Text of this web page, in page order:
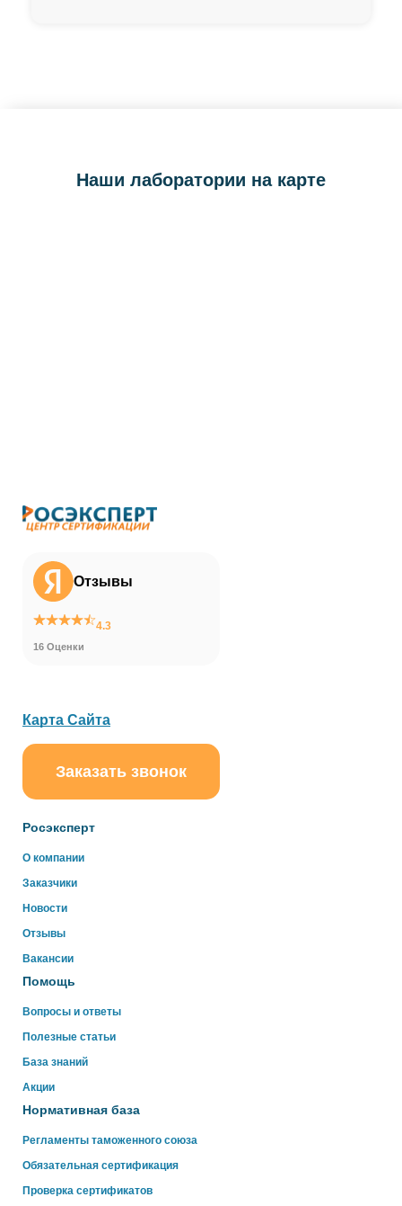
Наши лаборатории на карте
Отзывы
4.3
16 Оценки
Росэксперт
О компании
Заказчики
Новости
Отзывы
Вакансии
Помощь
Вопросы и ответы
Полезные статьи
База знаний
Акции
Нормативная база
Регламенты таможенного союза
Обязательная сертификация
Проверка сертификатов
Карта Сайта
Заказать звонок
online
Здравствуйте!
Свяжитесь с нами через WhatsApp нажав на кнопку